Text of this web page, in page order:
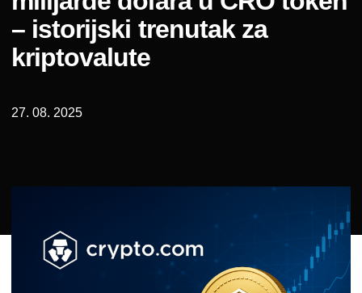
– istorijski trenutak za
kriptovalute
27. 08. 2025